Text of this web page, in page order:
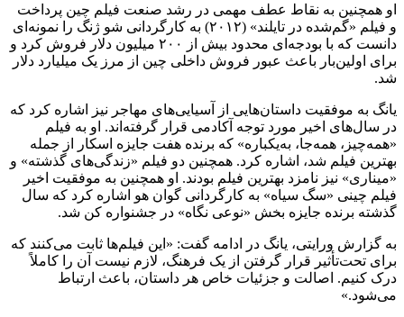
او همچنین به نقاط عطف مهمی در رشد صنعت فیلم چین پرداخت
و فیلم «گم‌شده در تایلند» (۲۰۱۲) به کارگردانی شو ژنگ را نمونه‌ای
دانست که با بودجه‌ای محدود بیش از ۲۰۰ میلیون دلار فروش کرد و
برای اولین‌بار باعث عبور فروش داخلی چین از مرز یک میلیارد دلار
شد.
یانگ به موفقیت داستان‌هایی از آسیایی‌های مهاجر نیز اشاره کرد که
در سال‌های اخیر مورد توجه آکادمی قرار گرفته‌اند. او به فیلم
«همه‌چیز، همه‌جا، به‌یکباره» که برنده هفت جایزه اسکار از جمله
بهترین فیلم شد، اشاره کرد. همچنین دو فیلم «زندگی‌های گذشته» و
«میناری» نیز نامزد بهترین فیلم بودند. او همچنین به موفقیت اخیر
فیلم چینی «سگ سیاه» به کارگردانی گوان هو اشاره کرد که سال
گذشته برنده جایزه بخش «نوعی نگاه» در جشنواره کن شد.
به گزارش ورایتی، یانگ در ادامه گفت: «این فیلم‌ها ثابت می‌کنند که
برای تحت‌تأثیر قرار گرفتن از یک فرهنگ، لازم نیست آن را کاملاً
درک کنیم. اصالت و جزئیات خاص هر داستان، باعث ارتباط
می‌شود.»